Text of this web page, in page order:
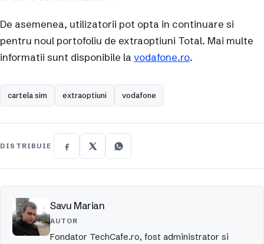
De asemenea, utilizatorii pot opta in continuare si
pentru noul portofoliu de extraoptiuni Total. Mai multe
informatii sunt disponibile la vodafone.ro.
cartela sim extraoptiuni vodafone
DISTRIBUIE
Savu Marian
AUTOR
Fondator TechCafe.ro, fost administrator si